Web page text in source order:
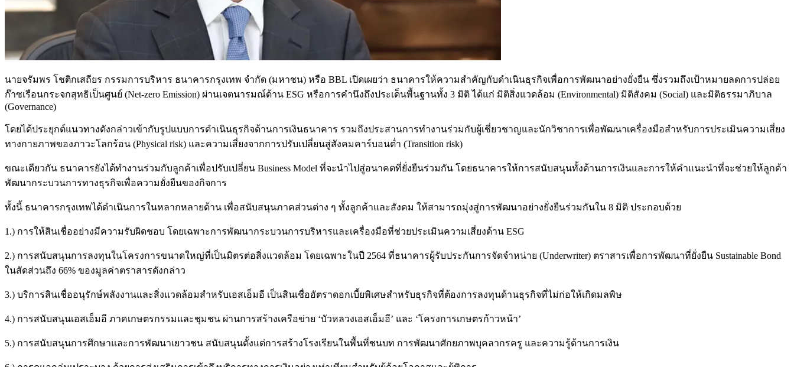
นายจรัมพร โชติกเสถียร กรรมการบริหาร ธนาคารกรุงเทพ จำกัด (มหาชน) หรือ BBL เปิดเผยว่า ธนาคารให้ความสำคัญกับดำเนินธุรกิจเพื่อการพัฒนาอย่างยั่งยืน ซึ่งรวมถึงเป้าหมายลดการปล่อย
ก๊าซเรือนกระจกสุทธิเป็นศูนย์ (Net-zero Emission) ผ่านเจตนารมณ์ด้าน ESG หรือการคำนึงถึงประเด็นพื้นฐานทั้ง 3 มิติ ได้แก่ มิติสิ่งแวดล้อม (Environmental) มิติสังคม (Social) และมิติธรรมาภิบาล
(Governance)
โดยได้ประยุกต์แนวทางดังกล่าวเข้ากับรูปแบบการดำเนินธุรกิจด้านการเงินธนาคาร รวมถึงประสานการทำงานร่วมกับผู้เชี่ยวชาญและนักวิชาการเพื่อพัฒนาเครื่องมือสำหรับการประเมินความเสี่ยง
ทางกายภาพของภาวะโลกร้อน (Physical risk) และความเสี่ยงจากการปรับเปลี่ยนสู่สังคมคาร์บอนต่ำ (Transition risk)
ขณะเดียวกัน ธนาคารยังได้ทำงานร่วมกับลูกค้าเพื่อปรับเปลี่ยน Business Model ที่จะนำไปสู่อนาคตที่ยั่งยืนร่วมกัน โดยธนาคารให้การสนับสนุนทั้งด้านการเงินและการให้คำแนะนำที่จะช่วยให้ลูกค้า
พัฒนากระบวนการทางธุรกิจเพื่อความยั่งยืนของกิจการ
ทั้งนี้ ธนาคารกรุงเทพได้ดำเนินการในหลากหลายด้าน เพื่อสนับสนุนภาคส่วนต่าง ๆ ทั้งลูกค้าและสังคม ให้สามารถมุ่งสู่การพัฒนาอย่างยั่งยืนร่วมกันใน 8 มิติ ประกอบด้วย
1.) การให้สินเชื่ออย่างมีความรับผิดชอบ โดยเฉพาะการพัฒนากระบวนการบริหารและเครื่องมือที่ช่วยประเมินความเสี่ยงด้าน ESG
2.) การสนับสนุนการลงทุนในโครงการขนาดใหญ่ที่เป็นมิตรต่อสิ่งแวดล้อม โดยเฉพาะในปี 2564 ที่ธนาคารผู้รับประกันการจัดจำหน่าย (Underwriter) ตราสารเพื่อการพัฒนาที่ยั่งยืน Sustainable Bond
ในสัดส่วนถึง 66% ของมูลค่าตราสารดังกล่าว
3.) บริการสินเชื่ออนุรักษ์พลังงานและสิ่งแวดล้อมสำหรับเอสเอ็มอี เป็นสินเชื่ออัตราดอกเบี้ยพิเศษสำหรับธุรกิจที่ต้องการลงทุนด้านธุรกิจที่ไม่ก่อให้เกิดมลพิษ
4.) การสนับสนุนเอสเอ็มอี ภาคเกษตรกรรมและชุมชน ผ่านการสร้างเครือข่าย ‘บัวหลวงเอสเอ็มอี’ และ ‘โครงการเกษตรก้าวหน้า’
5.) การสนับสนุนการศึกษาและการพัฒนาเยาวชน สนับสนุนตั้งแต่การสร้างโรงเรียนในพื้นที่ชนบท การพัฒนาศักยภาพบุคลากรครู และความรู้ด้านการเงิน